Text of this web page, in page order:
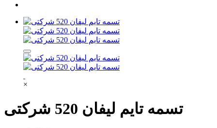
×
تسمه تایم لیفان 520 شرکتی